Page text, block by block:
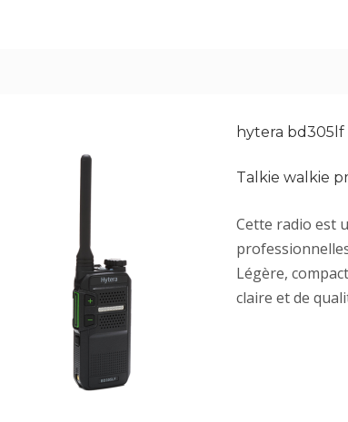
hytera bd305lf
Talkie walkie
Cette radio est
Légère,
claire et de